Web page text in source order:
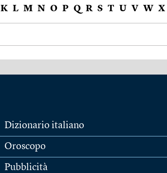
K L M N O P Q R S T U V W X
Dizionario italiano
Oroscopo
Pubblicità